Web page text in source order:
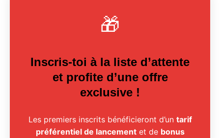
🎁
Inscris-toi à la liste d’attente
et profite d’une offre
exclusive !
Les premiers inscrits bénéficieront d’un tarif
préférentiel de lancementet de bonus